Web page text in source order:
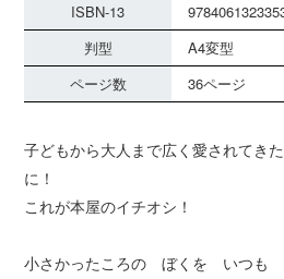
ISBN-13
判型
A4変型
ページ数
36ページ
子どもから大人まで広く愛されてき
に！
これが本屋のイチオシ！
小さかったころの ぼくを いつも